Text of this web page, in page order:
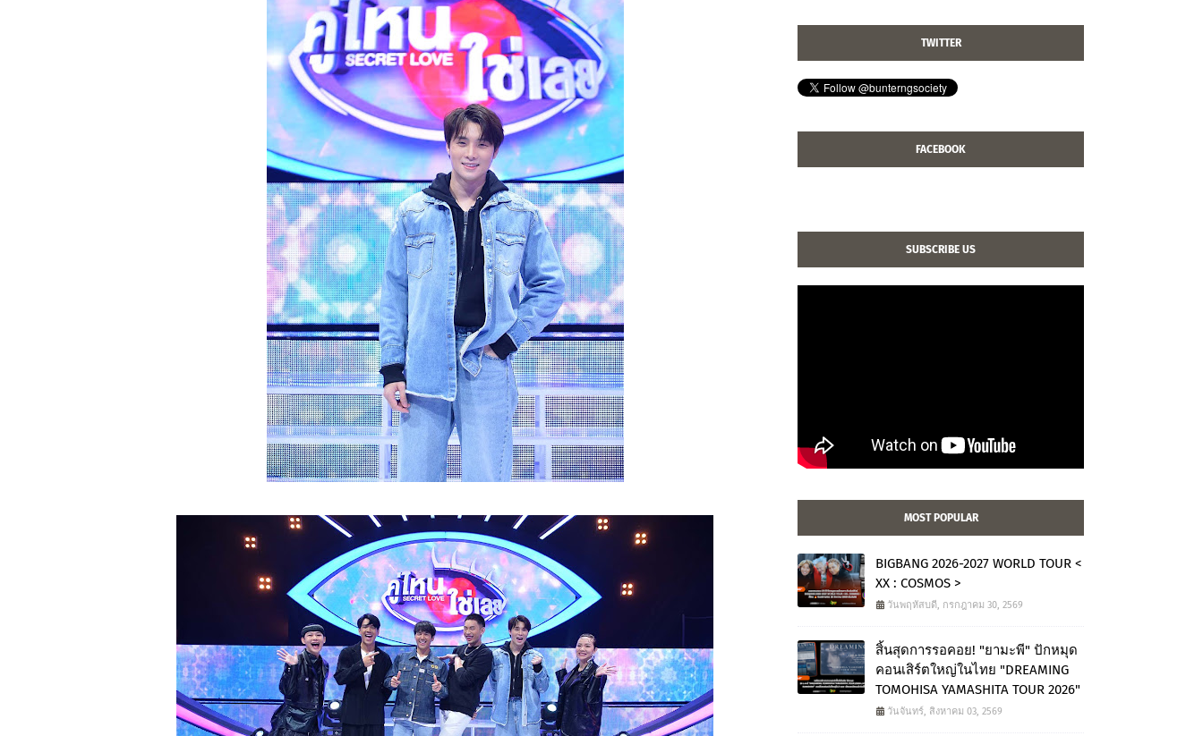
TWITTER
FACEBOOK
SUBSCRIBE US
MOST POPULAR
BIGBANG 2026-2027 WORLD TOUR <
XX : COSMOS >
วันพฤหัสบดี, กรกฎาคม 30, 2569
สิ้นสุดการรอคอย! "ยามะพี" ปักหมุด
คอนเสิร์ตใหญ่ในไทย "DREAMING
TOMOHISA YAMASHITA TOUR 2026"
วันจันทร์, สิงหาคม 03, 2569